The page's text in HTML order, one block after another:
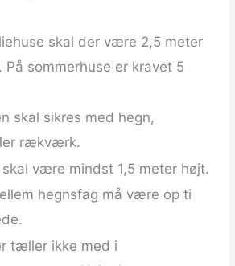
skal der være 2,5 meter
På sommerhuse er kravet 5
skal sikres med hegn,
rækværk.
være mindst 1,5 meter højt.
hegnsfag må være op ti
tæller ikke med i